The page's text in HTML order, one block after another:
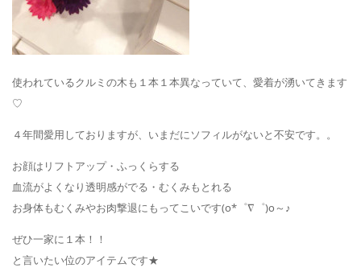
使われているクルミの木も１本１本異なっていて、愛着が湧いてきます
♡
４年間愛用しておりますが、いまだにソフィルがないと不安です。。
お顔はリフトアップ・ふっくらする
血流がよくなり透明感がでる・むくみもとれる
お身体もむくみやお肉撃退にもってこいです(o*゜∇゜)o～♪
ぜひ一家に１本！！
と言いたい位のアイテムです★